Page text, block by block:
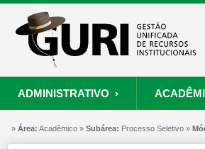
ADMINISTRATIVO ›
ORÇAMENTO E FINANÇAS RECURSOS
PROCESSO SELETIVO PROJETOS
SISTEMA
» Área: Acadêmico » Subárea: Processo Seletivo »